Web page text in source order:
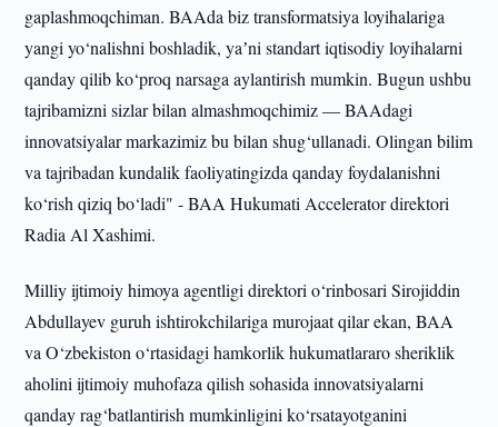
gaplashmoqchiman. BAAda biz transformatsiya loyihalariga
yangi yo‘nalishni boshladik, yaʼni standart iqtisodiy loyihalarni
qanday qilib ko‘proq narsaga aylantirish mumkin. Bugun ushbu
tajribamizni sizlar bilan almashmoqchimiz — BAAdagi
innovatsiyalar markazimiz bu bilan shug‘ullanadi. Olingan bilim
va tajribadan kundalik faoliyatingizda qanday foydalanishni
ko‘rish qiziq bo‘ladi" - BAA Hukumati Accelerator direktori
Radia Al Xashimi.
Milliy ijtimoiy himoya agentligi direktori o‘rinbosari Sirojiddin
Abdullayev guruh ishtirokchilariga murojaat qilar ekan, BAA
va O‘zbekiston o‘rtasidagi hamkorlik hukumatlararo sheriklik
aholini ijtimoiy muhofaza qilish sohasida innovatsiyalarni
qanday rag‘batlantirish mumkinligini ko‘rsatayotganini